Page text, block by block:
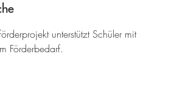
unterstützt Schüler mit
Förderbedarf.